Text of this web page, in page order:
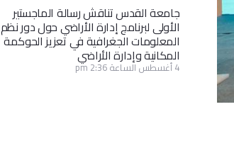
جامعة القدس تناقش رسالة الماجستير
الأولى لبرنامج إدارة الأراضي حول دور نظم
المعلومات الجغرافية في تعزيز الحوكمة
المكانية وإدارة الأراضي
4 أغسطس الساعة 2:36 pm